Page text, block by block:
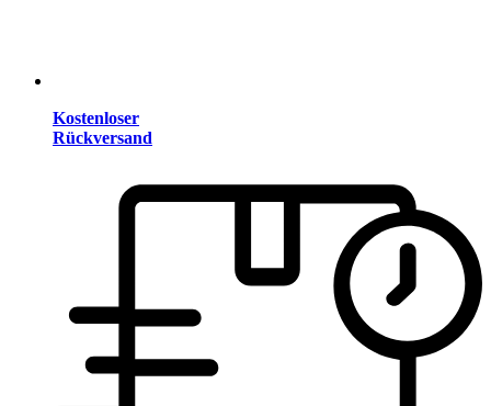
Kostenloser
Rückversand